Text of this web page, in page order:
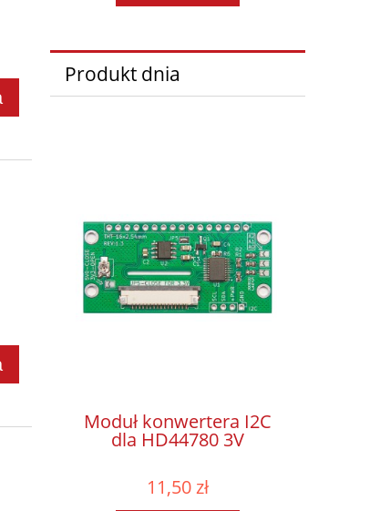
Produkt dnia
Moduł konwertera I2C
dla HD44780 3V
11,50 zł